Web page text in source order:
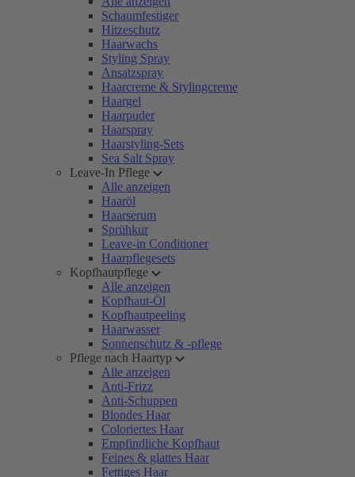
Schaumfestiger
Hitzeschutz
Haarwachs
Styling Spray
Ansatzspray
Haarcreme & Stylingcreme
Haargel
Haarpuder
Haarspray
Haarstyling-Sets
Sea Salt Spray
Leave-In Pflege
Alle anzeigen
Haaröl
Haarserum
Sprühkur
Leave-in Conditioner
Haarpflegesets
Kopfhautpflege
Alle anzeigen
Kopfhaut-Öl
Kopfhautpeeling
Haarwasser
Sonnenschutz & -pflege
Pflege nach Haartyp
Alle anzeigen
Anti-Frizz
Anti-Schuppen
Blondes Haar
Coloriertes Haar
Empfindliche Kopfhaut
Feines & glattes Haar
Fettiges Haar